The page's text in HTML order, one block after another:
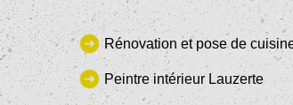
Rénovation et pose de
Peintre intérieur Lauzerte